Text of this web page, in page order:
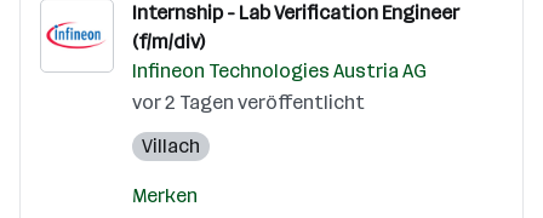
Internship - Lab Verification Engineer
(f/m/div)
Infineon Technologies Austria AG
vor 2 Tagen veröffentlicht
Villach
Merken